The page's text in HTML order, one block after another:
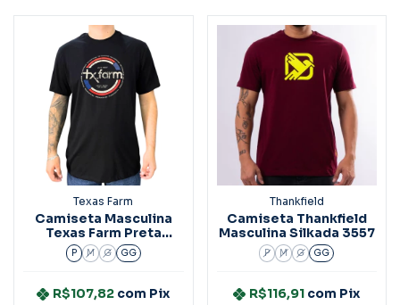
Texas Farm
Camiseta Masculina
Texas Farm Preta
CM581
P M G GG
R$107,82 com Pix
Thankfield
Camiseta Thankfield
Masculina Silkada 3557
P M G GG
R$116,91 com Pix